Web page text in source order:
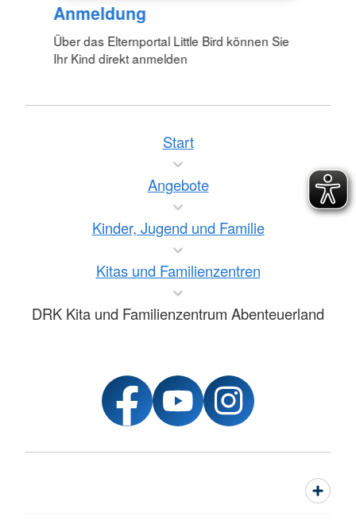
Anmeldung
Über das Elternportal Little Bird können Sie
Ihr Kind direkt anmelden
Start
Angebote
Kinder, Jugend und Familie
Kitas und Familienzentren
DRK Kita und Familienzentrum Abenteuerland